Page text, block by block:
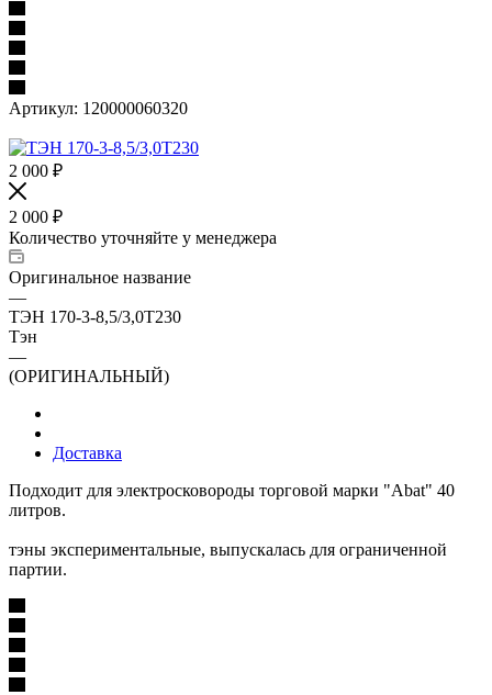
Артикул: 120000060320
2 000 ₽
2 000 ₽
Количество уточняйте у менеджера
Оригинальное название
—
ТЭН 170-3-8,5/3,0Т230
Тэн
—
(ОРИГИНАЛЬНЫЙ)
Доставка
Подходит для электросковороды торговой марки "Abat" 40
литров.
тэны экспериментальные, выпускалась для ограниченной
партии.